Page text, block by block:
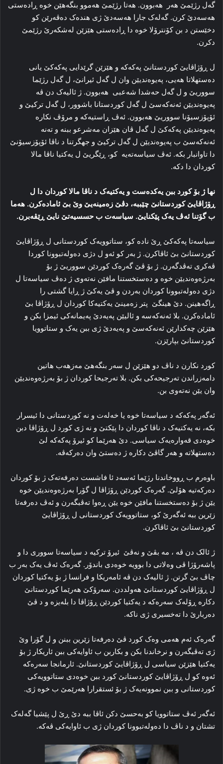
گه‌ل رژێمێ هەر هه‌بوون. هه‌تا رژێمێ هه‌موو بنگه‌هێن خوه‌ ڕاده‌ستی
هەسەدێ کرن. گه‌له‌ک جارا هەسەدێ ژی هنده‌ک ده‌ڤه‌رێن کو
دخێستن د بن کۆنترۆلا خوه‌ دا ڕاده‌ستی هێزێن لەشکەرێ رژێمێ
دکرن.
ل ڕۆژاڤایێ کوردستانێ پەکەکە و هێزێن گرێدایی پەکەکێ یانی
ده‌ستهلاتا هه‌یی، پەیوه‌ندیێن وان ل گه‌ل ئیرانێ، ل گه‌ل رژێما
سووریێ و ل گه‌ل حه‌شدا شه‌عبی هه‌بوون. ژ ئالیه‌ک دن ڤه‌
پەیوه‌ندیێن ئه‌نەکەسێ ل گه‌ل کوردستانا باشوور، ل گه‌ل ترکیێ و
ئۆپۆزسیۆنا سووریێ هه‌بوون. ئه‌ڤ ڕاستیه‌که‌ و مرۆڤ نکاره‌
پەیوه‌ندیێن پەکەکێ ل گه‌ل ڤان هێزان مه‌شرعو ببنه‌ و ته‌نه‌
ئه‌نەکەسێ ب پەیوه‌ندیێن ل گه‌ل ترکیێ و جهگرتنا د ناڤا ئۆپۆزسیۆنێ
دا تاوانبار بکه‌. ئه‌ڤ سیاسه‌ته‌یە کو، ڕێگریێ ل یه‌کتیا ناڤا مالا
کوردان دا دکه‌.
نها ژ بۆ کورد ببن یه‌کده‌ست و یه‌کتیه‌ک د ناڤا مالا کوردان دا ل
ڕۆژاڤایێ کوردستانێ چێببه‌، دڤێ زه‌مینەیێ وێ بێ ئاماده‌کرن. هه‌ما
ب گۆتنا ئه‌ڤ یه‌ک پێکنایێ. سیاسه‌ت ب حسسیه‌تێ نایێ ڕێڤه‌برن.
سیاسه‌تا پەکەکێ ڕێ ناده‌ کو، ستاتوویه‌ک کوردستانی ل ڕۆژاڤایێ
کوردستانێ بێ ئاڤاکرن. ژ به‌ر کو ئه‌و ل دژی ده‌وله‌تبوونا کوردا
ڤه‌کری ته‌ڤدگه‌رن. ژ بۆ ڤێ گه‌ره‌ک کوردێن سووریێ ژ بۆ
به‌رژه‌وه‌ندیێن خوه‌ و ده‌ستخستنا مافێن نه‌ته‌وی ژ ده‌ڤ سیاسه‌تا ل
دژی ده‌وله‌تبوونا کوردان به‌ردن و ڤێ یه‌کێ ژ ڕایا گشتی را
ڕاگەهینن. دێ هینگێ پتر زه‌مینێ یه‌کتیه‌کا کوردان ل ڕۆژاڤا بێ
ئاماده‌کرن. بلا ئه‌نەکەسە و ئالیێن پەیەدێ په‌یمانه‌کی ئیمزا بکن و
هێزێن چه‌کدارێن ئه‌نەکەسێ و پەیەدێ ژی ببن یه‌ک و ستاتوویا
کوردستانێ بپارێزن.
کورد نکارن د ناڤ دو هێزێن ل سه‌ر بنگه‌هێ مه‌زهه‌ب هاتین
دامه‌زراندن ته‌رجیحه‌کی بکن. بلا ته‌رجیحا کوردان ژ بۆ به‌رژه‌وه‌ندیێن
وان یێن نه‌ته‌وی بن.
ئه‌گه‌ر پەکەکە د سیاسه‌تا خوه‌ یا خه‌له‌ت و نه‌ کوردستانی دا ئیسرار
بکە، نه‌ یه‌کتیه‌ک د ناڤا کوردان دا پێکتێ و نه‌ ژی کورد ل ڕۆژاڤا دبن
خوه‌دی قەوارەیەک سیاسی. دێ هه‌رێما کو ئیرۆ پەکەکە لێ
ده‌ستهلاته‌ و هه‌ر گاڤێ دکاره‌ ژ ده‌ستێ وان ده‌رکه‌ڤه‌.
باوه‌رم ب ڕووخاندنا رژێما ئه‌سه‌د ئا فاشست دەرفەتەک ژ بۆ کوردان
ده‌رکه‌تیه‌ هۆلێ. گه‌ره‌ک کوردێن ڕۆژاڤا ل گۆرا به‌رژه‌وه‌ندیێن خوه‌
یێن ژ بۆ ده‌ستخستنا مافێن خوه‌ یێن ڕه‌وا ته‌ڤبگه‌رن و ئەڤ دەرفەتا
زێرین ببه‌ ئەگەرێ کو، ستاتوویه‌ک کوردستانی ل ڕۆژاڤایێ
کوردستانێ بێ ئاڤاکرن.
ژ ئالک دن ڤه‌ ، مه‌ بڤێ و نه‌ڤێ ئیرۆ ترکیه‌ د سیاسه‌تا سووری دا و
پاشه‌رۆژا ڤی وه‌لاتی دا بوویه‌ خوه‌دی باندۆر. گه‌ره‌ک ئه‌ڤ یه‌ک به‌ر ب
چاڤ بێ گرتن. ژ ئالیه‌ک دن ڤه‌ ئامه‌ریکا و فرانسا ژ بۆ یه‌کتیا کوردان
ل ڕۆژاڤایێ کوردستانێ هه‌ولددن. سه‌رۆکێ هه‌رێما کوردستانێ
دکاره‌ ڕۆله‌ک سه‌ره‌که‌ د یه‌کتیا کوردێن ڕۆژاڤا دا بله‌یزه‌ و د ڤێ
ده‌ربارێ دا ته‌خسیری ژی ناکه‌.
گه‌ره‌ک ئه‌م هه‌می وه‌ک کورد ڤێ ده‌رفه‌تا زێرین ببنن و ل گۆرا وێ
ژی ته‌ڤبگه‌رن و نرخاندنا بکن و بکاربن ب ئاوایه‌کی ببن ئاریکار ژ بۆ
یه‌کتیا هێزێن سیاسی ل ڕۆژاڤایێ کوردستانێ. ئارمانجا سه‌ره‌که‌
ئه‌وه‌ کو ل ڕۆژاڤایێ کوردستانێ کورد ببن خوه‌دی ستاتوویه‌کی
کوردستانی و ببن نموونه‌یه‌ک ژ بۆ ئستقرارا هه‌رێمێ ب خوه‌ ژی.
ئه‌گه‌ر ئه‌ڤ ستاتوویا کو به‌حسێ دکن ئاڤا ببە دێ ڕێ ل پێشیا گه‌له‌ک
تشتان و د ناڤ دا ده‌وله‌تبوونا کوردان ژی ب ئاوایه‌کی ڤه‌که‌.